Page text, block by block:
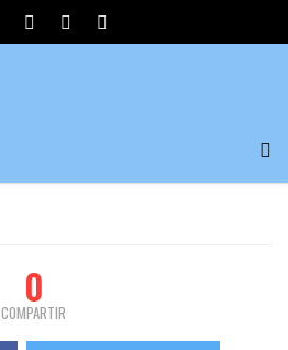
0
COMPARTIR